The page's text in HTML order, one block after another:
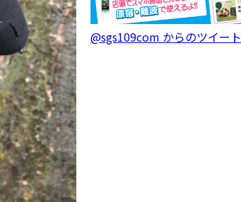
@sgs109com からのツイート